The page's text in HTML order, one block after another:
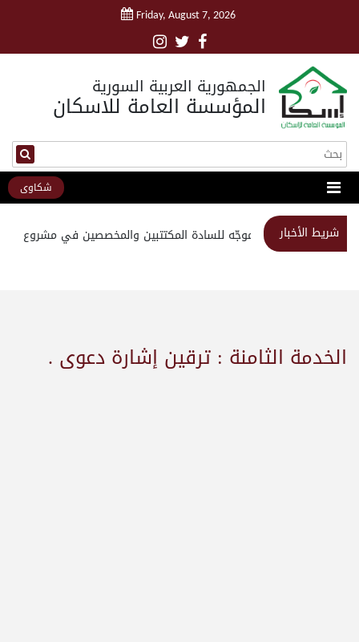
Friday, August 7, 2026
الجمهورية العربية السورية
المؤسسة العامة للاسكان
شكاوى
شريط الأخباراستبيان موجّه للسادة المكتتبين والمخصصين في مشروع
الخدمة الثامنة : ترقين إشارة دعوى .